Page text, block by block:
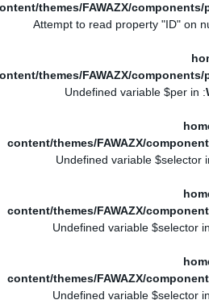
themes/FAWAZX/
/
themes/FAWAZX/
: Undefined variable $per in
/
content/themes/FAWAZX/
/
content/themes/FAWAZX/
/
content/themes/FAWAZX/